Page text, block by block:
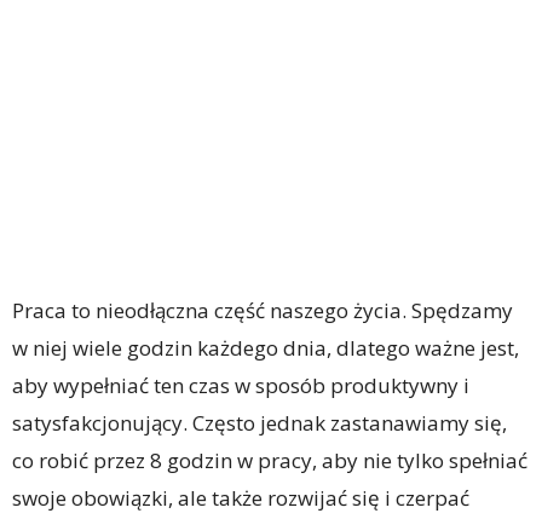
Praca to nieodłączna część naszego życia. Spędzamy
w niej wiele godzin każdego dnia, dlatego ważne jest,
aby wypełniać ten czas w sposób produktywny i
satysfakcjonujący. Często jednak zastanawiamy się,
co robić przez 8 godzin w pracy, aby nie tylko spełniać
swoje obowiązki, ale także rozwijać się i czerpać